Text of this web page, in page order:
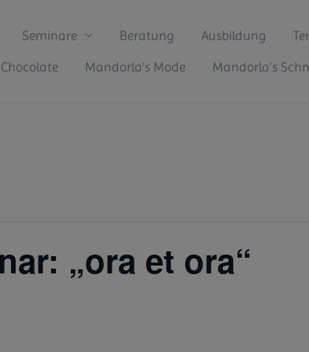
Seminare Beratung Ausbildung
Mandorla’s Mode Mandorla’s
„ora et ora“